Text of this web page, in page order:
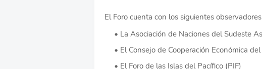
El Foro cuenta con los siguientes
La Asociación de Naciones del Sudeste
El Consejo de Cooperación Económica
El Foro de las Islas del Pacífico (PIF)